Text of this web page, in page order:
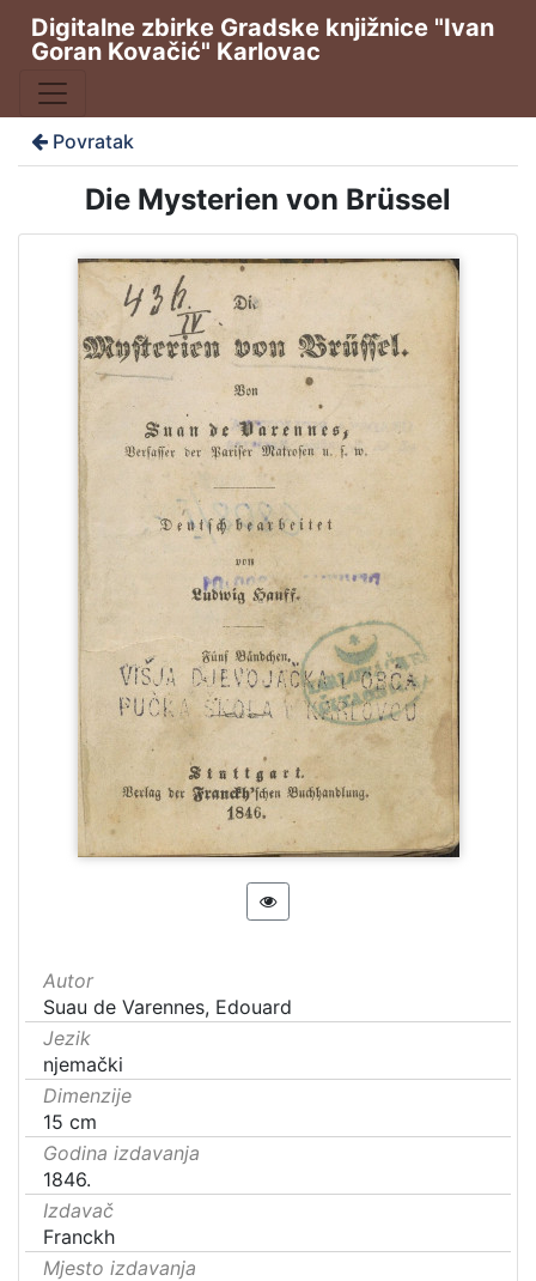
Digitalne zbirke Gradske knjižnice "Ivan
Goran Kovačić" Karlovac
Povratak
Die Mysterien von Brüssel
Autor
Suau de Varennes, Edouard
Jezik
njemački
Dimenzije
15 cm
Godina izdavanja
1846.
Izdavač
Franckh
Mjesto izdavanja